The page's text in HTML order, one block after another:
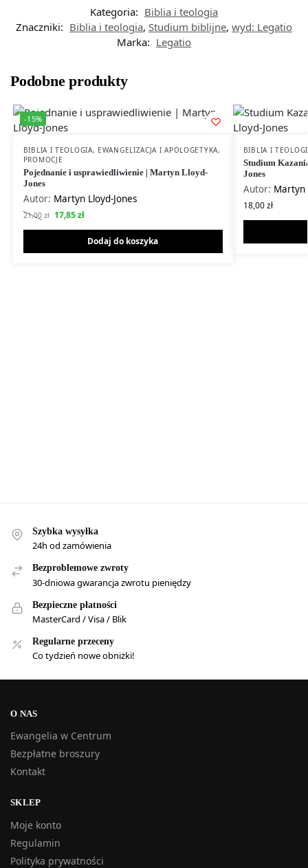
Kategoria: Biblia i teologia
Znaczniki: Biblia i teologia, Studium biblijne, wyd: Legatio
Marka: Legatio
Podobne produkty
-15%
BIBLIA I TEOLOGIA, EWANGELIZACJA I APOLOGETYKA,
PROMOCJE
Pojednanie i usprawiedliwienie | Martyn Lloyd-
Jones
Autor: Martyn Lloyd-Jones
21,00 zł 17,85zł
Dodaj do koszyka
BIBLIA I
Studium
Jones
Autor: Martyn
18,00zł
Szybka wysyłka
24h od zamówienia
Bezproblemowe zwroty
30-dniowa gwarancja zwrotu pieniędzy
Bezpieczne płatności
MasterCard / Visa / Blik
Regularne przeceny
Co tydzień nowe obniżki!
O NAS
Ewangelia w Centrum
Bezpłatne broszury
Kontakt
SKLEP
Moje konto
Regulamin
Polityka prywatności